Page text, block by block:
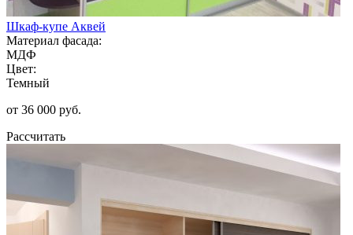
Шкаф-купе Аквей
Материал фасада:
МДФ
Цвет:
Темный
от 36 000 руб.
Рассчитать